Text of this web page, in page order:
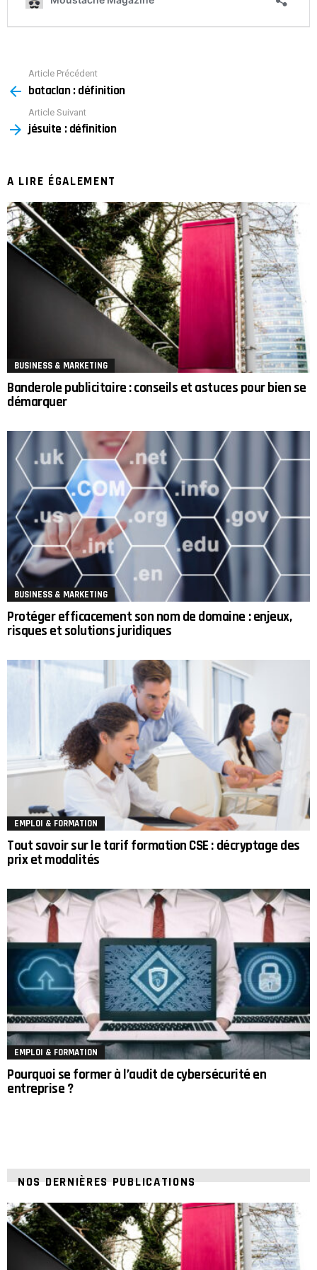
more
Article Précédent
bataclan : définition
Article Suivant
jésuite : définition
A LIRE ÉGALEMENT
BUSINESS & MARKETING
Banderole publicitaire : conseils et astuces pour bien se
démarquer
BUSINESS & MARKETING
Protéger efficacement son nom de domaine : enjeux,
risques et solutions juridiques
EMPLOI & FORMATION
Tout savoir sur le tarif formation CSE : décryptage des
prix et modalités
EMPLOI & FORMATION
Pourquoi se former à l’audit de cybersécurité en
entreprise ?
NOS DERNIÈRES PUBLICATIONS